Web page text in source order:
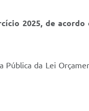
2025, de
Pública da Lei